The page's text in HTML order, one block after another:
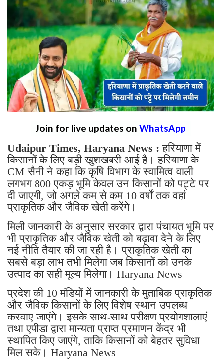
Join for live updates on WhatsApp
Udaipur Times, Haryana News : हरियाणा में
किसानों के लिए बड़ी खुशखबरी आई है। हरियाणा के
CM सैनी ने कहा कि कृषि विभाग के स्वामित्व वाली
लगभग 800 एकड़ भूमि केवल उन किसानों को पट्टे पर
दी जाएगी, जो अगले कम से कम 10 वर्षों तक वहां
प्राकृतिक और जैविक खेती करेंगे।
मिली जानकारी के अनुसार सरकार द्वारा पंचायत भूमि पर
भी प्राकृतिक और जैविक खेती को बढ़ावा देने के लिए
नई नीति तैयार की जा रही है। प्राकृतिक खेती का
सबसे बड़ा लाभ तभी मिलेगा जब किसानों को उनके
उत्पाद का सही मूल्य मिलेगा। Haryana News
प्रदेश की 10 मंडियों में जानकारी के मुताबिक प्राकृतिक
और जैविक किसानों के लिए विशेष स्थान उपलब्ध
करवाए जाएंगे। इसके साथ-साथ परीक्षण प्रयोगशालाएं
तथा एपीडा द्वारा मान्यता प्राप्त प्रमाणन केंद्र भी
स्थापित किए जाएंगे, ताकि किसानों को बेहतर सुविधा
मिल सके। Haryana News